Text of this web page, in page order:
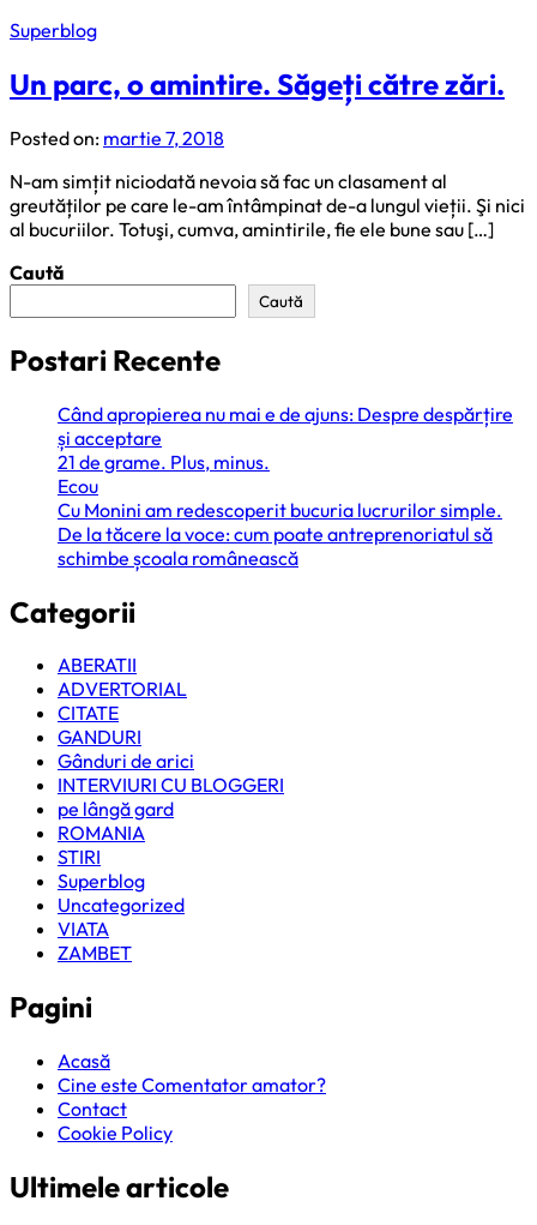
Superblog
Un parc, o amintire. Săgeți către zări.
Posted on: martie 7, 2018
N-am simțit niciodată nevoia să fac un clasament al
greutăților pe care le-am întâmpinat de-a lungul vieții. Şi nici
al bucuriilor. Totuşi, cumva, amintirile, fie ele bune sau […]
Caută
Caută
Postari Recente
Când apropierea nu mai e de ajuns: Despre despărțire
și acceptare
21 de grame. Plus, minus.
Ecou
Cu Monini am redescoperit bucuria lucrurilor simple.
De la tăcere la voce: cum poate antreprenoriatul să
schimbe școala românească
Categorii
ABERATII
ADVERTORIAL
CITATE
GANDURI
Gânduri de arici
INTERVIURI CU BLOGGERI
pe lângă gard
ROMANIA
STIRI
Superblog
Uncategorized
VIATA
ZAMBET
Pagini
Acasă
Cine este Comentator amator?
Contact
Cookie Policy
Ultimele articole